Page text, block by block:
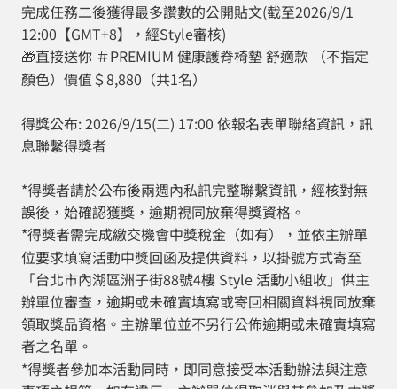
完成任務二後獲得最多讚數的公開貼文(截至2026/9/1
12:00【GMT+8】，經Style審核)
🎁直接送你 ＃PREMIUM 健康護脊椅墊 舒適款 （不指定
顏色）價值＄8,880（共1名）
得獎公布: 2026/9/15(二) 17:00 依報名表單聯絡資訊，訊
息聯繫得獎者
*得獎者請於公布後兩週內私訊完整聯繫資訊，經核對無
誤後，始確認獲獎，逾期視同放棄得獎資格。
*得獎者需完成繳交機會中獎稅金（如有），並依主辦單
位要求填寫活動中獎回函及提供資料，以掛號方式寄至
「台北市內湖區洲子街88號4樓 Style 活動小組收」供主
辦單位審查，逾期或未確實填寫或寄回相關資料視同放棄
領取獎品資格。主辦單位並不另行公佈逾期或未確實填寫
者之名單。
*得獎者參加本活動同時，即同意接受本活動辦法與注意